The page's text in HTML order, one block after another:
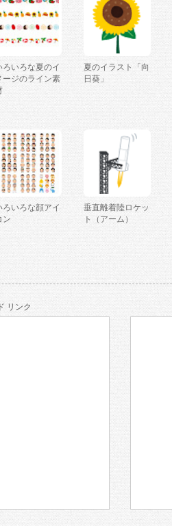
ろいろな夏のイ
ージのライン素
夏のイラスト「向
日葵」
ろいろな顔アイ
ン
垂直離着陸ロケッ
ト（アーム）
リンク